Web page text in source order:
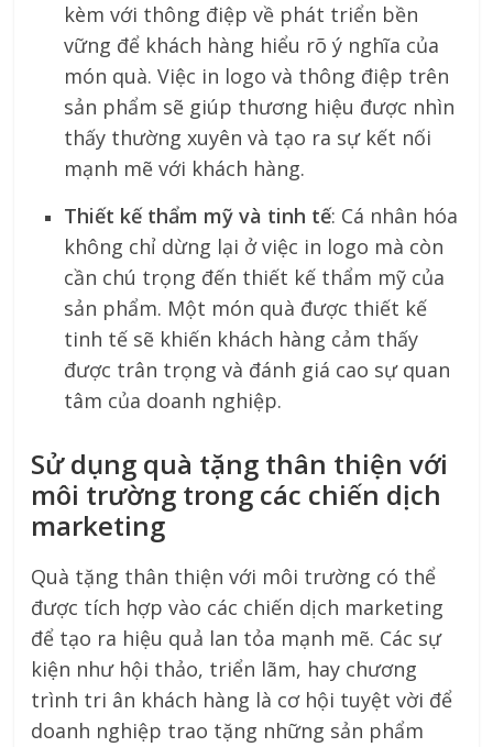
kèm với thông điệp về phát triển bền
vững để khách hàng hiểu rõ ý nghĩa của
món quà. Việc in logo và thông điệp trên
sản phẩm sẽ giúp thương hiệu được nhìn
thấy thường xuyên và tạo ra sự kết nối
mạnh mẽ với khách hàng.
Thiết kế thẩm mỹ và tinh tế: Cá nhân hóa
không chỉ dừng lại ở việc in logo mà còn
cần chú trọng đến thiết kế thẩm mỹ của
sản phẩm. Một món quà được thiết kế
tinh tế sẽ khiến khách hàng cảm thấy
được trân trọng và đánh giá cao sự quan
tâm của doanh nghiệp.
Sử dụng quà tặng thân thiện với
môi trường trong các chiến dịch
marketing
Quà tặng thân thiện với môi trường có thể
được tích hợp vào các chiến dịch marketing
để tạo ra hiệu quả lan tỏa mạnh mẽ. Các sự
kiện như hội thảo, triển lãm, hay chương
trình tri ân khách hàng là cơ hội tuyệt vời để
doanh nghiệp trao tặng những sản phẩm